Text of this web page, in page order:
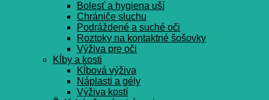
Bolesť a hygiena uší
Chrániče sluchu
Podráždené a suché oči
Roztoky na kontaktné šošovky
Výživa pre oči
Kĺby a kosti
Kĺbová výživa
Náplasti a gély
Výživa kostí